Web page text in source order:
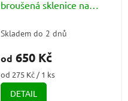
broušená sklenice na
spirála) 200ml
Skladem do 2 dnů
od 650 Kč
Měrná
cena:
od 275 Kč / 1 ks
DETAIL